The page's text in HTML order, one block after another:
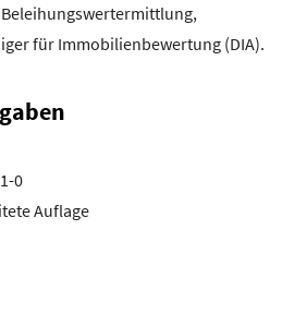
für Immobilienbewertung (DIA).
0
Auflage